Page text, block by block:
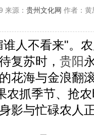
来源： 贵州文化网 作者：黄
人不看来"。
复苏时， 贵阳
花海与金浪翻
农抓季节、抢
影与忙碌农人